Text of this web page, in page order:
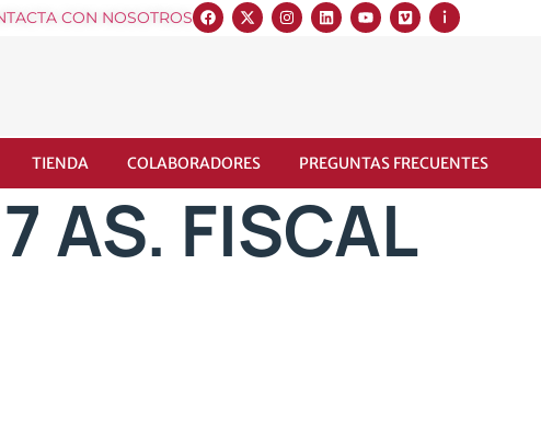
CON NOSOTROS
TIENDA COLABORADORES PREGUNTAS FRECUENTES
AS. FISCAL